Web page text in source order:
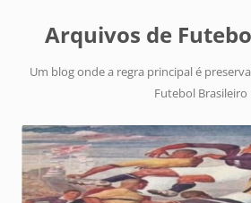
Arquivos de
Um blog onde a regra principal é
Futebol Brasileiro